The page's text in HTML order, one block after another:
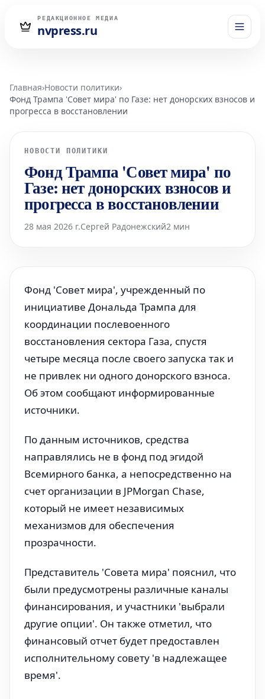
РЕДАКЦИОННОЕ МЕДИА
nvpress.ru
Главная›Новости политики›
Фонд Трампа 'Совет мира' по Газе: нет донорских взносов и
прогресса в восстановлении
НОВОСТИ ПОЛИТИКИ
Фонд Трампа 'Совет мира' по
Газе: нет донорских взносов и
прогресса в восстановлении
28 мая 2026 г.Сергей Радонежский2 мин
Фонд 'Совет мира', учрежденный по
инициативе Дональда Трампа для
координации послевоенного
восстановления сектора Газа, спустя
четыре месяца после своего запуска так и
не привлек ни одного донорского взноса.
Об этом сообщают информированные
источники.
По данным источников, средства
направлялись не в фонд под эгидой
Всемирного банка, а непосредственно на
счет организации в JPMorgan Chase,
который не имеет независимых
механизмов для обеспечения
прозрачности.
Представитель 'Совета мира' пояснил, что
были предусмотрены различные каналы
финансирования, и участники 'выбрали
другие опции'. Он также отметил, что
финансовый отчет будет предоставлен
исполнительному совету 'в надлежащее
время'.